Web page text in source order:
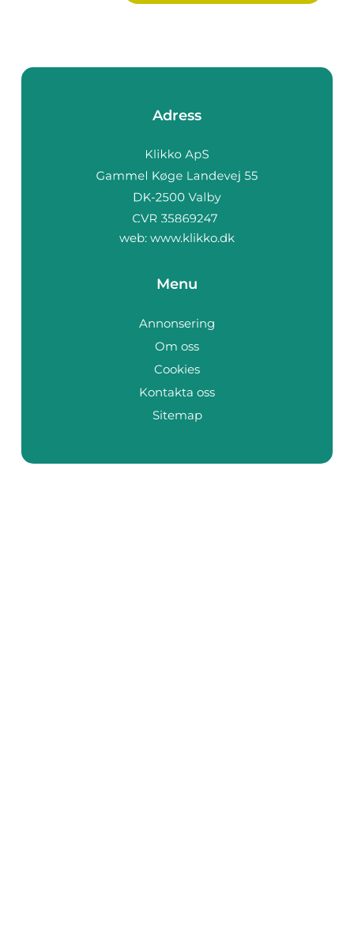
Adress
web: www.klikko.dk
Menu
Annonsering
Om oss
Cookies
Kontakta oss
Sitemap